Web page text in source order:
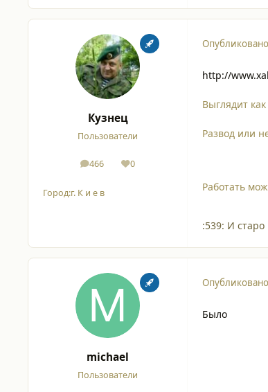
Кузнец
Пользователи
466
сообщения
0
Репутация
Город:г. К и е в
Опубликовано
http://
Выглядит
Развод или
Работать
:539: И
michael
Пользователи
Опубликовано
Было